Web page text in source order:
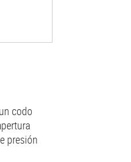
codo
presión